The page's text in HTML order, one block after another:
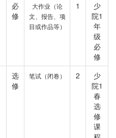
必
修
大作业（论
文、报告、项
目或作品等）
1
少
院1
年
级
必
修
选
修
笔试（闭卷） 2
少
院1
春
选
修
课